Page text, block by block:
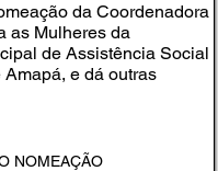
da Coordenadora
as Mulheres da
de Assistência Social
e dá outras
NOMEAÇÃO